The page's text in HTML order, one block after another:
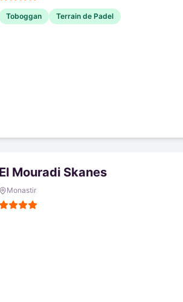
Toboggan Terrain de Padel
El Mouradi Skanes
Monastir